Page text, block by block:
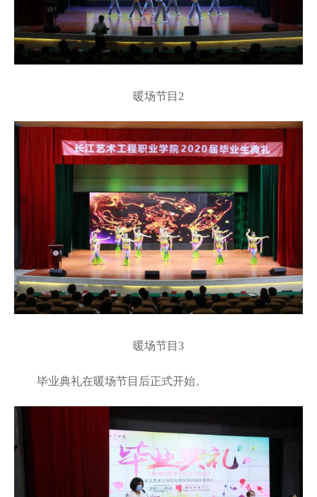
暖场节目 2
暖场节目 3
毕业典礼在暖场节目后正式开始。